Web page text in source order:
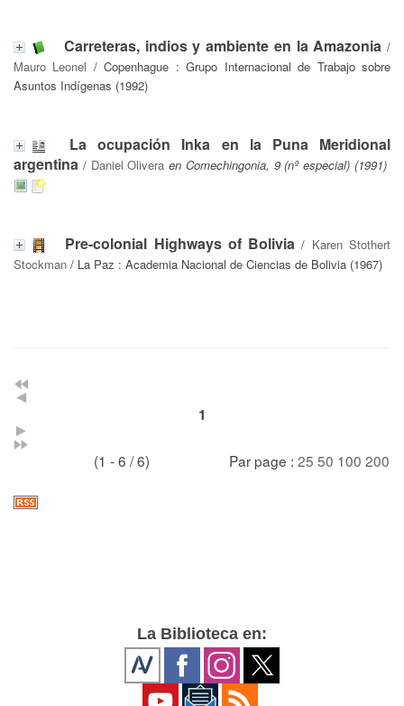
Carreteras, indios y ambiente en la Amazonia /
Mauro Leonel / Copenhague : Grupo Internacional de Trabajo sobre
Asuntos Indígenas (1992)
La ocupación Inka en la Puna Meridional
argentina / Daniel Olivera en Comechingonia, 9 (nº especial) (1991)
Pre-colonial Highways of Bolivia / Karen Stothert
Stockman / La Paz : Academia Nacional de Ciencias de Bolivia (1967)
1
(1 - 6 / 6) Par page : 25 50 100 200
La Biblioteca en: